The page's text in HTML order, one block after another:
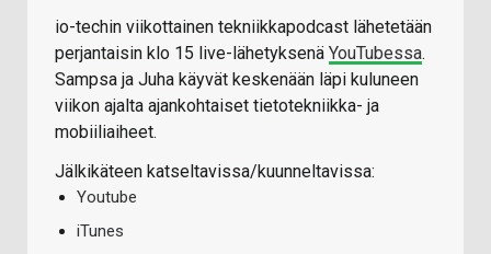
io-techin viikottainen tekniikkapodcast lähetetään
perjantaisin klo 15 live-lähetyksenä YouTubessa.
Sampsa ja Juha käyvät keskenään läpi kuluneen
viikon ajalta ajankohtaiset tietotekniikka- ja
mobiiliaiheet.
Jälkikäteen katseltavissa/kuunneltavissa:
Youtube
iTunes